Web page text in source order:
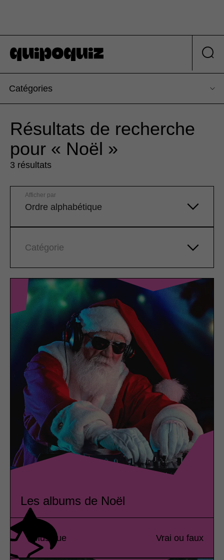
Catégories
Résultats de recherche
pour « Noël »
3 résultats
Ordre alphabétique
Afficher par
Catégorie
Les albums de Noël
Musique Vrai ou faux